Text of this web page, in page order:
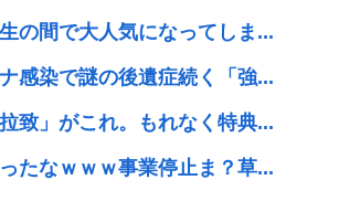
の間で大人気になってしま...
感染で謎の後遺症続く「強...
致」がこれ。もれなく特典...
たなｗｗｗ事業停止ま？草...